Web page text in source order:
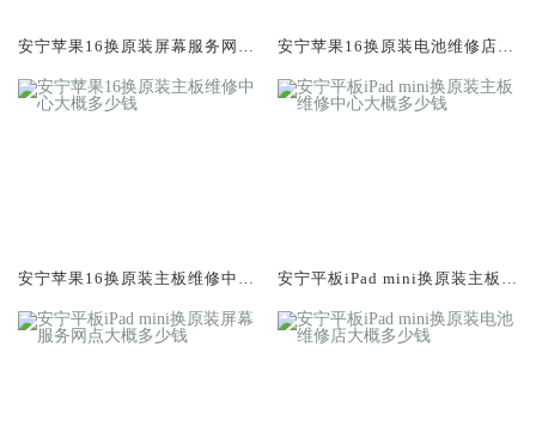
安宁苹果16换原装屏幕服务网点
安宁苹果16换原装电池维修店大
安宁苹果16换原装主板维修中心
安宁平板iPad mini换原装主板维